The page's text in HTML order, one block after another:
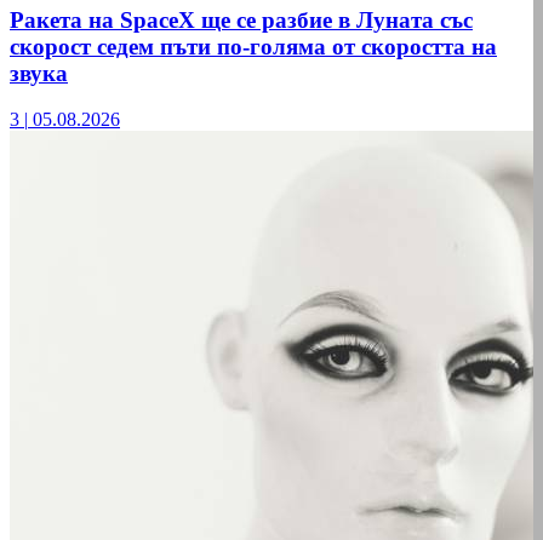
Ракета на SpaceX ще се разбие в Луната със
скорост седем пъти по-голяма от скоростта на
звука
3 | 05.08.2026